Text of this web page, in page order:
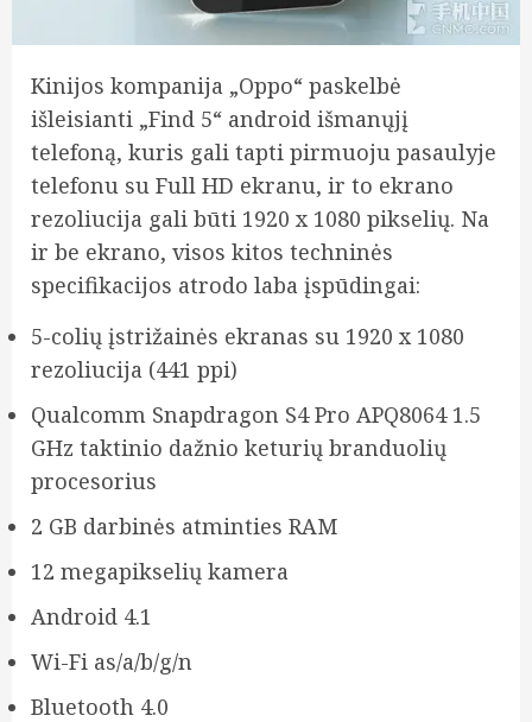
Kinijos kompanija „Oppo“ paskelbė
išleisianti „Find 5“ android išmanųjį
telefoną, kuris gali tapti pirmuoju pasaulyje
telefonu su Full HD ekranu, ir to ekrano
rezoliucija gali būti 1920 x 1080 pikselių. Na
ir be ekrano, visos kitos techninės
specifikacijos atrodo laba įspūdingai:
5-colių įstrižainės ekranas su 1920 x 1080
rezoliucija (441 ppi)
Qualcomm Snapdragon S4 Pro APQ8064 1.5
GHz taktinio dažnio keturių branduolių
procesorius
2 GB darbinės atminties RAM
12 megapikselių kamera
Android 4.1
Wi-Fi as/a/b/g/n
Bluetooth 4.0